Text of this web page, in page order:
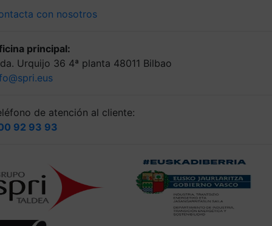
con nosotros
principal:
Urquijo 36 4ª planta 48011 Bilbao
de atención al cliente:
92 93 93